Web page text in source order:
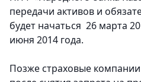
передачи активов и
будет начаться 26 марта
июня 2014 года.
Позже страховые